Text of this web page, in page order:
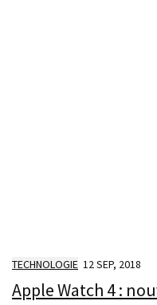
TECHNOLOGIE 12 SEP, 2018
Apple Watch 4 :